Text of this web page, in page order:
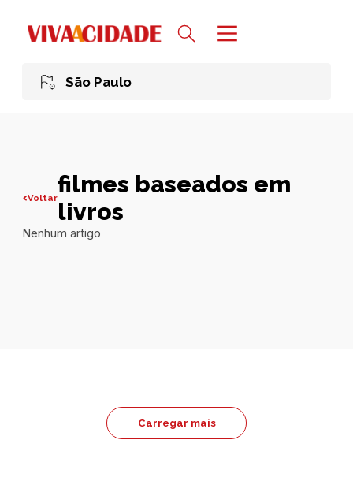
São Paulo
Voltarfilmes baseados em
livros
Nenhum artigo
Carregar mais